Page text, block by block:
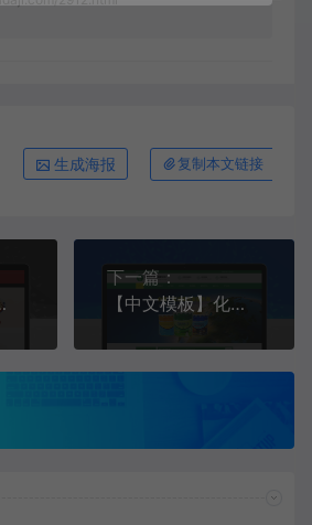
生成海报 复制本文链接
字体文件全套
下一篇：
【中文模板】化工涂料 绿色款 响应式模板包含html+CSS+Js+字体文件全套